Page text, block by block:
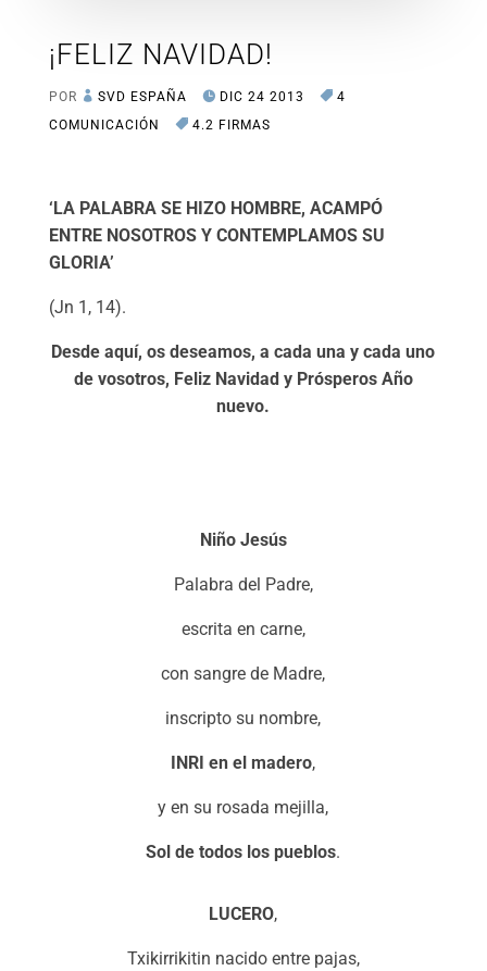
¡FELIZ NAVIDAD!
POR SVD ESPAÑA DIC 24 2013
4
COMUNICACIÓN
4.2 FIRMAS
‘LA PALABRA SE HIZO HOMBRE, ACAMPÓ
ENTRE NOSOTROS Y CONTEMPLAMOS SU
GLORIA’
(Jn 1, 14).
Desde aquí, os deseamos, a cada una y cada uno
de vosotros, Feliz Navidad y Prósperos Año
nuevo.
Niño Jesús
Palabra del Padre,
escrita en carne,
con sangre de Madre,
inscripto su nombre,
INRI en el madero,
y en su rosada mejilla,
Sol de todos los pueblos.
LUCERO,
Txikirrikitin nacido entre pajas,